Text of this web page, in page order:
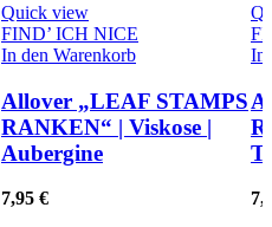
Quick view
FIND’ ICH NICE
In den Warenkorb
Allover „LEAF STAMPS
RANKEN“ | Viskose |
Aubergine
7,95 €
In